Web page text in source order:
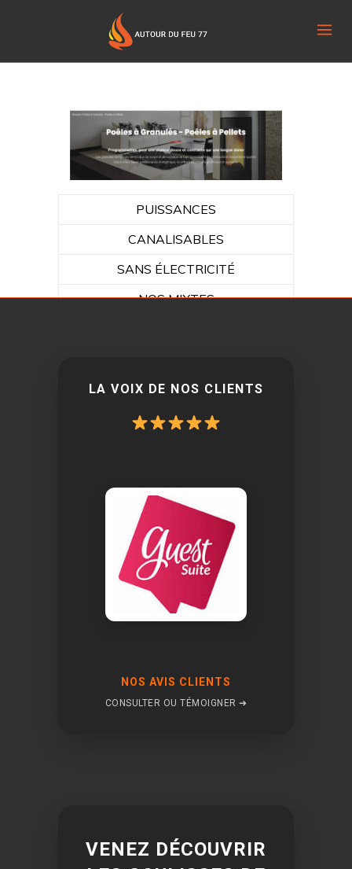
PUISSANCES
CANALISABLES
SANS ÉLECTRICITÉ
NOS MIXTES
LA VOIX DE NOS CLIENTS
NOS AVIS CLIENTS
CONSULTER OU TÉMOIGNER ➔
VENEZ DÉCOUVRIR